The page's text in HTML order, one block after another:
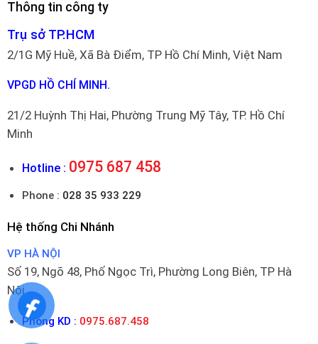
Thông tin công ty
Trụ sở TP.HCM
2/1G Mỹ Huề, Xã Bà Điểm, TP Hồ Chí Minh, Việt Nam
VPGD HỒ CHÍ MINH.
21/2 Huỳnh Thị Hai, Phường Trung Mỹ Tây, TP. Hồ Chí
Minh
Hotline : 0975 687 458
Phone : 028 35 933 229
Hệ thống Chi Nhánh
VP HÀ NỘI
Số 19, Ngõ 48, Phố Ngọc Trì, Phường Long Biên, TP Hà
Nội
Phòng KD : 0975.687.458